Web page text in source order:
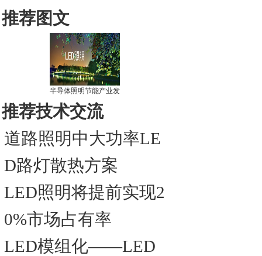
推荐图文
半导体照明节能产业发
推荐技术交流
道路照明中大功率LE
D路灯散热方案
LED照明将提前实现2
0%市场占有率
LED模组化——LED